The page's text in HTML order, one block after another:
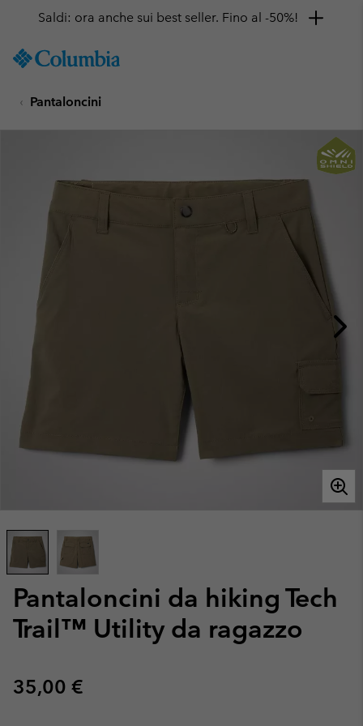
TO
SKIP
MAIN
SKIP
SEARCH
Saldi: ora anche sui best seller. Fino al -50%!
Pantaloncini
Pantaloncini da hiking Tech
Trail™ Utility da ragazzo
Regular price:
35,00 €